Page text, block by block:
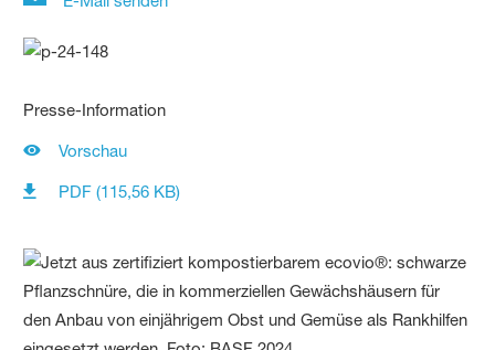
Presse-Information
Vorschau
PDF (115,56 KB)